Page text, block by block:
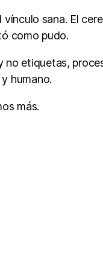
sana. El
como pudo.
etiquetas,
humano.
más.